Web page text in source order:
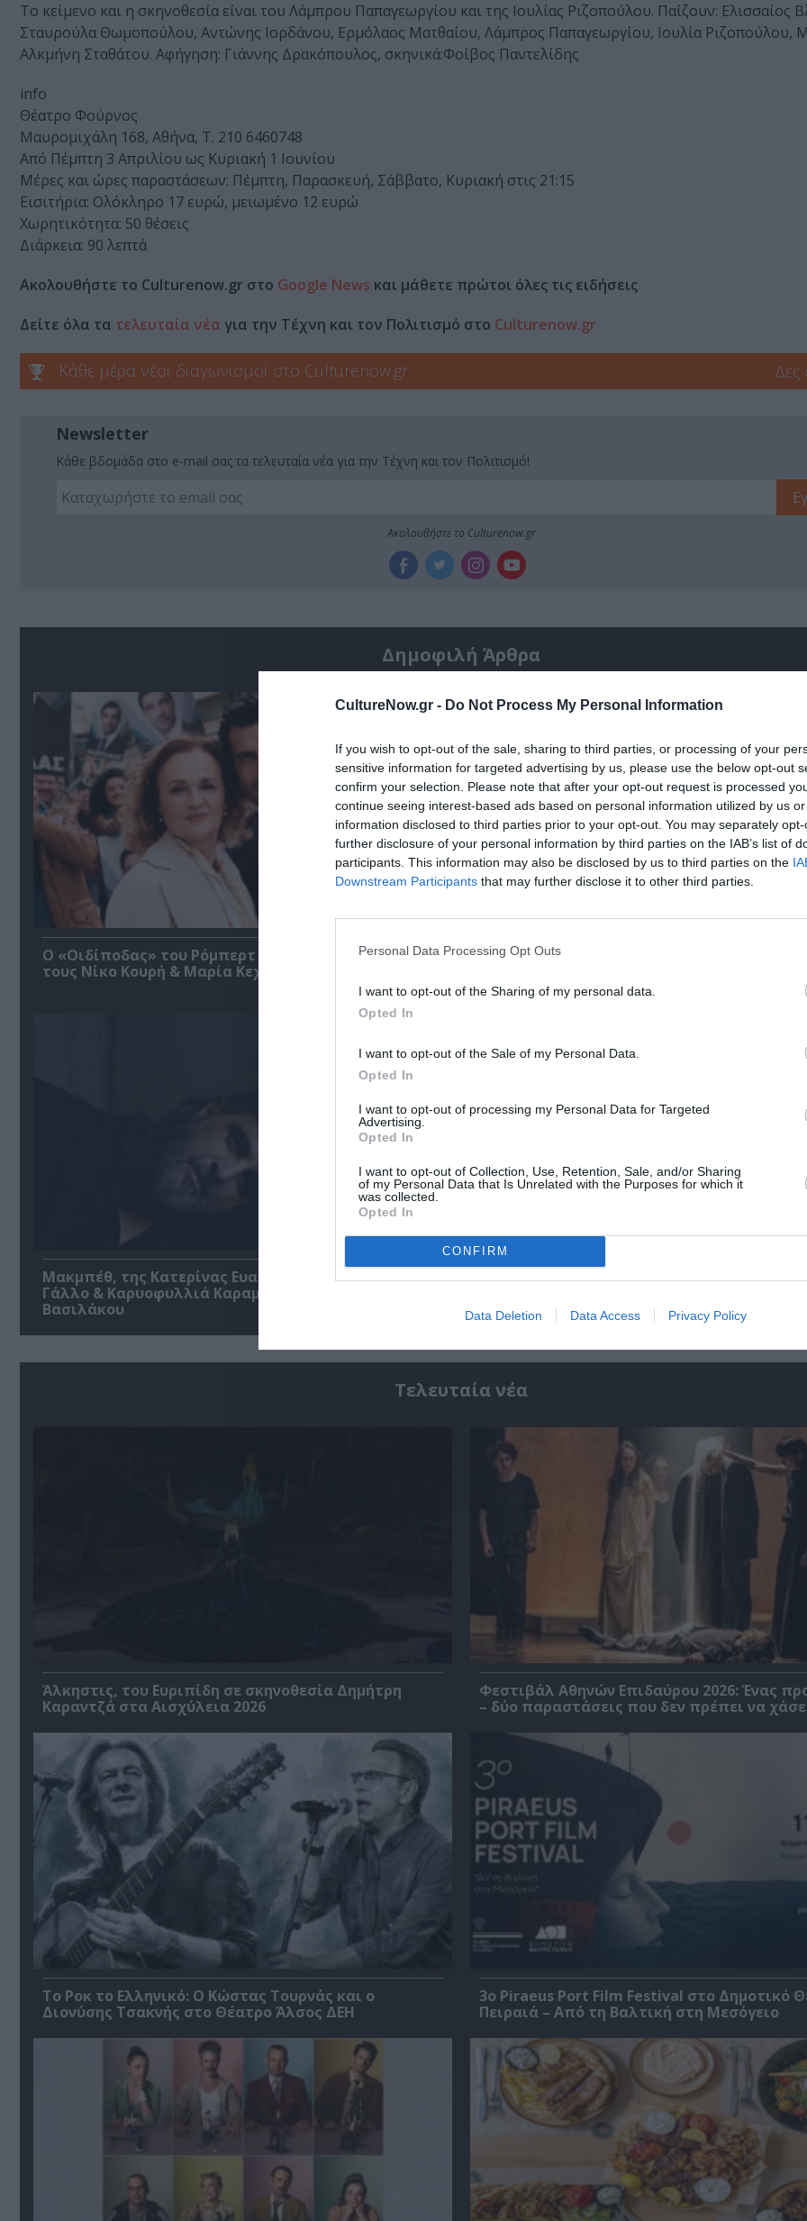
CultureNow.gr - Do Not Process My Personal Information
If you wish to opt-out of the sale, sharing to third parties, or processing of your
sensitive information for targeted advertising by us, please use the below opt-out
confirm your selection. Please note that after your opt-out request is processed
continue seeing interest-based ads based on personal information utilized by us
information disclosed to third parties prior to your opt-out. You may separately
further disclosure of your personal information by third parties on the IAB’s list of
participants. This information may also be disclosed by us to third parties on the
Downstream Participants that may further disclose it to other third parties.
Personal Data Processing Opt Outs
I want to opt-out of the Sharing of my personal data.
Opted In
I want to opt-out of the Sale of my Personal Data.
Opted In
I want to opt-out of processing my Personal Data for Targeted
Advertising.
Opted In
I want to opt-out of Collection, Use, Retention, Sale, and/or Sharing
of my Personal Data that Is Unrelated with the Purposes for which it
was collected.
Opted In
CONFIRM
Data Deletion Data Access Privacy Policy
Το κείμενο και η σκηνοθεσία είναι του Λάμπρου Παπαγεωργίου και της Ιουλίας Ριζοπούλου. Παίζουν: Ελισσαίος
Σταυρούλα Θωμοπούλου, Αντώνης Ιορδάνου, Ερμόλαος Ματθαίου, Λάμπρος Παπαγεωργίου, Iουλία Ριζοπούλου,
Αλκμήνη Σταθάτου. Αφήγηση: Γιάννης Δρακόπουλος, σκηνικά:Φοίβος Παντελίδης
info
Θέατρο Φούρνος
Μαυρομιχάλη 168, Αθήνα, Τ. 210 6460748
Από Πέμπτη 3 Απριλίου ως Κυριακή 1 Ιουνίου
Μέρες και ώρες παραστάσεων: Πέμπτη, Παρασκευή, Σάββατο, Κυριακή στις 21:15
Εισιτήρια: Ολόκληρο 17 ευρώ, μειωμένο 12 ευρώ
Χωρητικότητα: 50 θέσεις
Διάρκεια: 90 λεπτά
Ακολουθήστε το Culturenow.gr στο Google News και μάθετε πρώτοι όλες τις ειδήσεις
Δείτε όλα τα τελευταία νέα για την Τέχνη και τον Πολιτισμό στο Culturenow.gr
Κάθε μέρα νέοι διαγωνισμοί στο Culturenow.gr Δες
Newsletter
Κάθε βδομάδα στο e-mail σας τα τελευταία νέα για την Τέχνη και τον Πολιτισμό!
Ακολουθήστε το Culturenow.gr
Δημοφιλή Άρθρα
O «Οιδίποδας» του Ρόμπερτ Άικ ξανά στη Στέγη – Με
τους Νίκο Κουρή & Μαρία Κεχαγιόγλου
Θεοδώρα, Αυτοκράτειρα του Βυζαντίου: Η
Ολύμπια
Μακμπέθ, της Κατερίνας Ευαγγελάτου με Γιώργο
Γάλλο & Καρυοφυλλιά Καραμπέτη στο Θέατρο
Βασιλάκου
32οι Πλοές – Το Αίνιγμα της Εικόνας:
Τελευταία νέα
Άλκηστις, του Ευριπίδη σε σκηνοθεσία Δημήτρη
Καραντζά στα Αισχύλεια 2026
Φεστιβάλ Αθηνών Επιδαύρου 2026: Ένας
– δύο παραστάσεις που δεν πρέπει να
Το Ροκ το Ελληνικό: Ο Κώστας Τουρνάς και ο
Διονύσης Τσακνής στο Θέατρο Άλσος ΔΕΗ
3o Piraeus Port Film Festival στο Δημοτικό
Πειραιά – Από τη Βαλτική στη Μεσόγειο